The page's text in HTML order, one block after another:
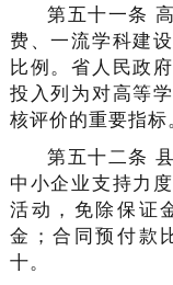
第五十一条
费、一流学科建
比例。省人民政
投入列为对高等
核评价的重要指标
第五十二条
中小企业支持力
活动，免除保证
金；合同预付款
十。